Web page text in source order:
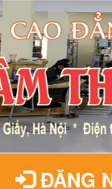
ĐĂNG